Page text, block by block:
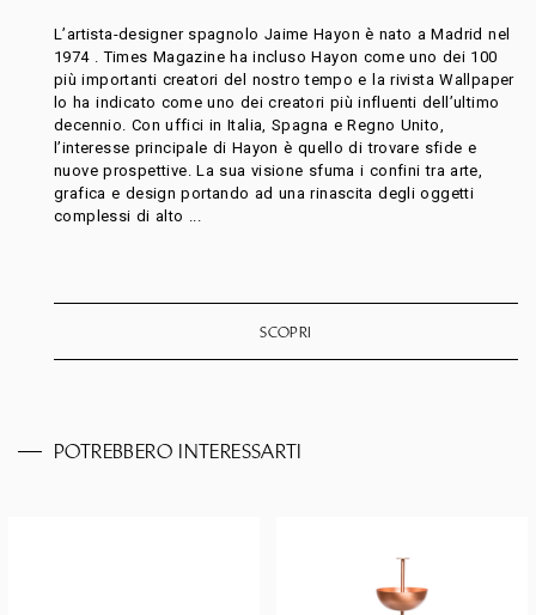
L’artista-designer spagnolo Jaime Hayon è nato a Madrid nel
1974 . Times Magazine ha incluso Hayon come uno dei 100
più importanti creatori del nostro tempo e la rivista Wallpaper
lo ha indicato come uno dei creatori più influenti dell’ultimo
decennio. Con uffici in Italia, Spagna e Regno Unito,
l’interesse principale di Hayon è quello di trovare sfide e
nuove prospettive. La sua visione sfuma i confini tra arte,
grafica e design portando ad una rinascita degli oggetti
complessi di alto ...
SCOPRI
POTREBBERO INTERESSARTI